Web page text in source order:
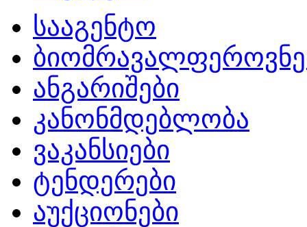
სააგენტო
ანგარიშები
კანონმდებლობა
ვაკანსიები
ტენდერები
აუქციონები